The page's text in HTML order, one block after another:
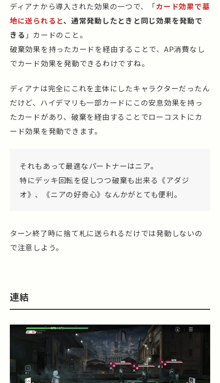
ディアナから導入された効果の一つで、「カード効果で墓
地に送られると、通常発動したときと同じ効果を発動で
きる 」カードのこと。
破棄効果を持ったカードを経由することで、AP消費なし
でカード効果を発動できるわけですね。
ディアナは完全にこれを主体にしたキャラクターだったん
だけど、ハイデマリも一部カードにこの安息効果を持っ
たカードがあり、破棄を経由することでローコストにカ
ード効果を発動できます。
それもあって最適なパートナーはニア。
特にデッキ回転を促しつつ破棄も出来る《アダジ
オ》、《ニアの好奇心》なんかがとても便利。
ターン終了時に捨て札に送られるだけでは発動しないの
で注意しよう。
連結